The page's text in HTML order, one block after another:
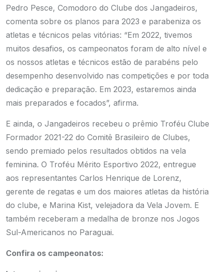
Pedro Pesce, Comodoro do Clube dos Jangadeiros,
comenta sobre os planos para 2023 e parabeniza os
atletas e técnicos pelas vitórias: “Em 2022, tivemos
muitos desafios, os campeonatos foram de alto nível e
os nossos atletas e técnicos estão de parabéns pelo
desempenho desenvolvido nas competições e por toda
dedicação e preparação. Em 2023, estaremos ainda
mais preparados e focados”, afirma.
E ainda, o Jangadeiros recebeu o prêmio Troféu Clube
Formador 2021-22 do Comitê Brasileiro de Clubes,
sendo premiado pelos resultados obtidos na vela
feminina. O Troféu Mérito Esportivo 2022, entregue
aos representantes Carlos Henrique de Lorenz,
gerente de regatas e um dos maiores atletas da história
do clube, e Marina Kist, velejadora da Vela Jovem. E
também receberam a medalha de bronze nos Jogos
Sul-Americanos no Paraguai.
Confira os campeonatos: